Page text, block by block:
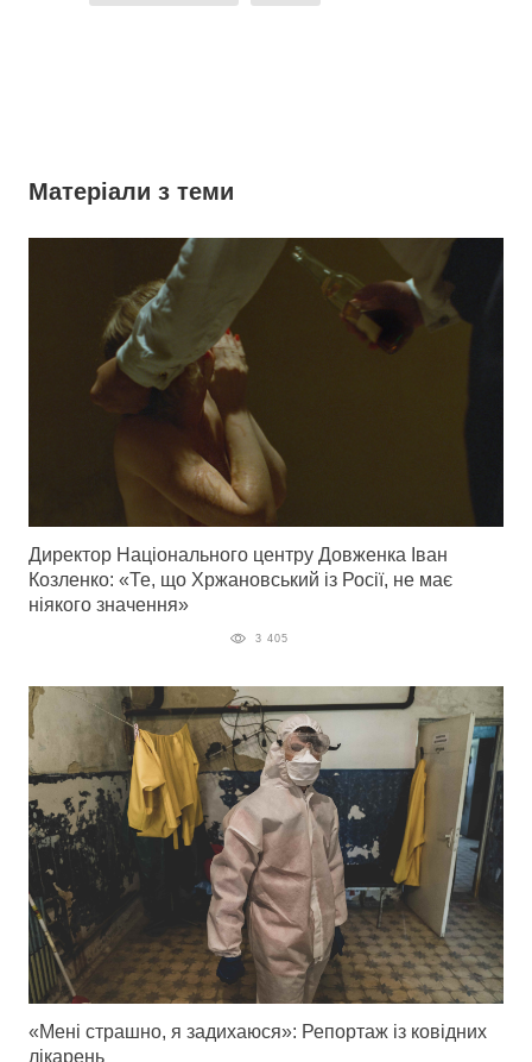
Матеріали з теми
Директор Національного центру Довженка Іван
Козленко: «Те, що Хржановський із Росії, не має
ніякого значення»
3 405
«Мені страшно, я задихаюся»: Репортаж із ковідних
лікарень